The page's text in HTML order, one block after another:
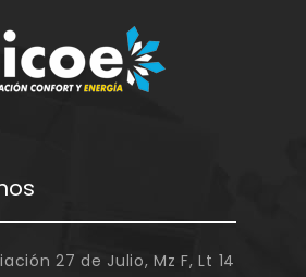
27 de Julio, Mz F, Lt 14